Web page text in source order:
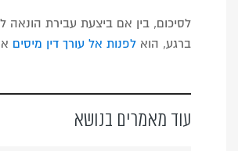
לסיכום, בין אם ביצעת עבירת הונאה
ברגע, הוא לפנות אל עורך דין מיסים
עוד מאמרים בנושא